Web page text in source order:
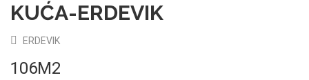
KUĆA-ERDEVIK
ERDEVIK
106M2